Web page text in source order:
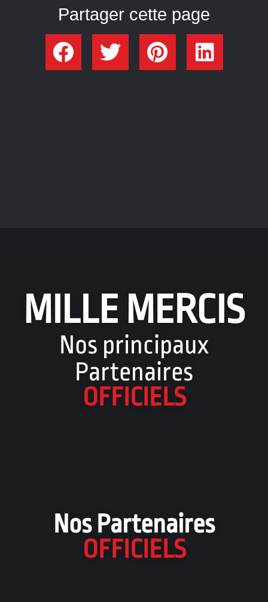
Partager cette page
MILLE MERCIS
Nos principaux
Partenaires
OFFICIELS
Nos Partenaires
OFFICIELS